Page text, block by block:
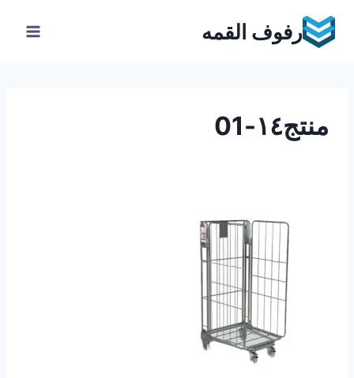
content
رفوف القمه
منتج١٤-01